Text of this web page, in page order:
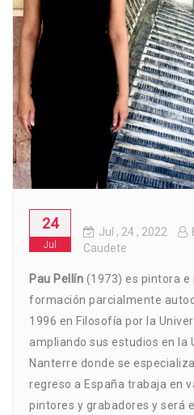
24
Jul
Jul , 24 , 2022
Caudete
Pau Pellín (1973) es pintora e
formación parcialmente
1996 en Filosofía por la
ampliando sus estudios en la
Nanterre donde se
regreso a España trabaja en
pintores y grabadores y será